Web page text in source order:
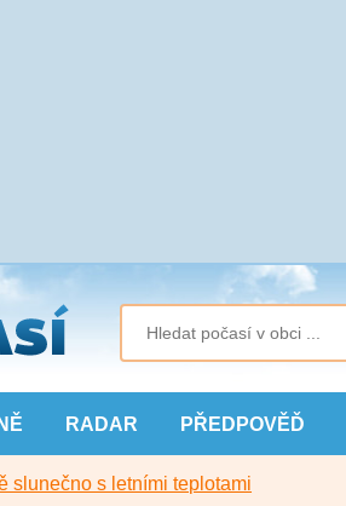
RADAR PŘEDPOVĚĎ
slunečno s letními teplotami